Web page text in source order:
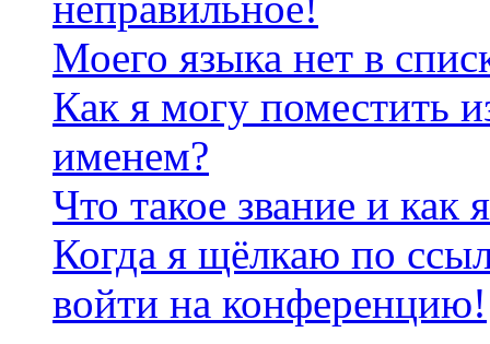
Моего языка нет в
Как я могу поместить
именем?
Что такое звание и как
Когда я щёлкаю по
войти на конференцию!